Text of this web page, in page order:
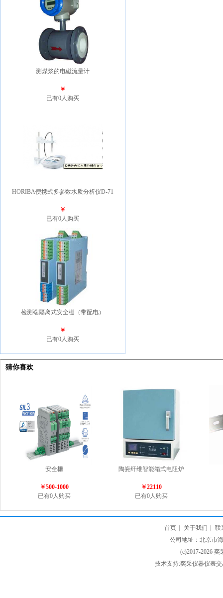
测煤浆的电磁流量计
￥
已有0人购买
HORIBA便携式多参数水质分析仪D-71
￥
已有0人购买
检测端隔离式安全栅（带配电）
￥
已有0人购买
猜你喜欢
安全栅
￥500-1000
已有0人购买
陶瓷纤维智能箱式电阻炉
￥22110
已有0人购买
首页 关于我们
联
公司地址：北京市
(c)2017-2026
技术支持:奕采仪器仪表